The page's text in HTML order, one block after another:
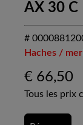
AX 30 C
#
Haches /
€ 66,50
Tous les prix